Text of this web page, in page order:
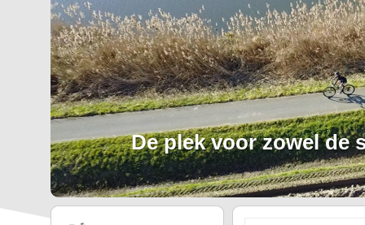
De plek voor zowel de